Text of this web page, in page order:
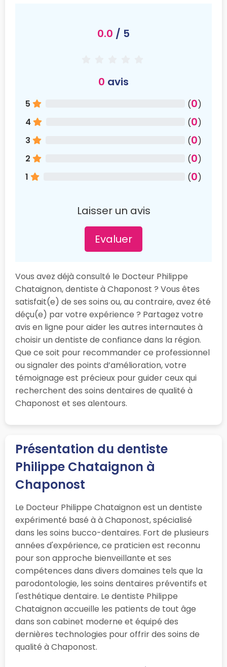
0.0 / 5
0 avis
5 (0)
4
(0)
3
(0)
2
(0)
1
(0)
Laisser un avis
Evaluer
Vous avez déjà consulté le Docteur Philippe
Chataignon, dentiste à Chaponost ? Vous êtes
satisfait(e) de ses soins ou, au contraire, avez été
déçu(e) par votre expérience ? Partagez votre
avis en ligne pour aider les autres internautes à
choisir un dentiste de confiance dans la région.
Que ce soit pour recommander ce professionnel
ou signaler des points d’amélioration, votre
témoignage est précieux pour guider ceux qui
recherchent des soins dentaires de qualité à
Chaponost et ses alentours.
Présentation du dentiste
Philippe Chataignon à
Chaponost
Le Docteur Philippe Chataignon est un dentiste
expérimenté basé à à Chaponost, spécialisé
dans les soins bucco-dentaires. Fort de plusieurs
années d'expérience, ce praticien est reconnu
pour son approche bienveillante et ses
compétences dans divers domaines tels que la
parodontologie, les soins dentaires préventifs et
l'esthétique dentaire. Le dentiste Philippe
Chataignon accueille les patients de tout âge
dans son cabinet moderne et équipé des
dernières technologies pour offrir des soins de
qualité à Chaponost.